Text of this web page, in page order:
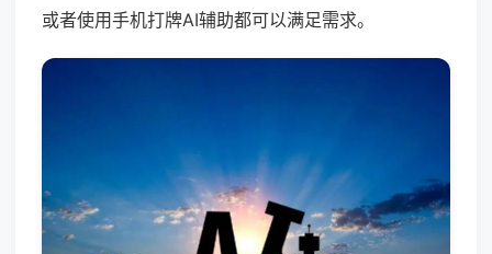
或者使用手机打牌AI辅助都可以满足需求。